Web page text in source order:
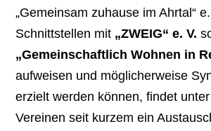
„Gemeinsam zuhause im Ahrtal“
Schnittstellen mit „ZWEIG“ e. V.
„Gemeinschaftlich Wohnen in
aufweisen und möglicherweise
erzielt werden können, findet
Vereinen seit kurzem ein